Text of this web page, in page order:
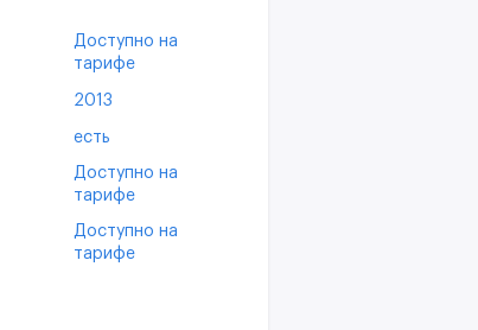
Доступно на
тарифе
2013
есть
Доступно на
тарифе
Доступно на
тарифе